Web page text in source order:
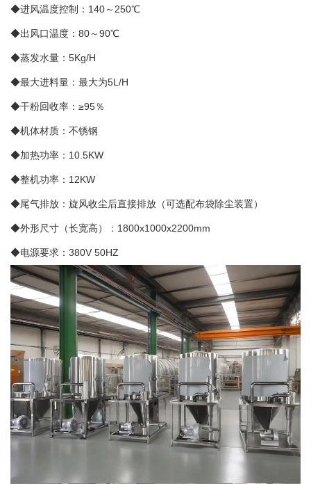
◆进风温度控制：140～250℃
◆出风口温度：80～90℃
◆蒸发水量：5Kg/H
◆最大进料量：最大为5L/H
◆干粉回收率：≥95％
◆机体材质：不锈钢
◆加热功率：10.5KW
◆整机功率：12KW
◆尾气排放：旋风收尘后直接排放（可选配布袋除尘装置）
◆外形尺寸（长宽高）：1800x1000x2200mm
◆电源要求：380V 50HZ